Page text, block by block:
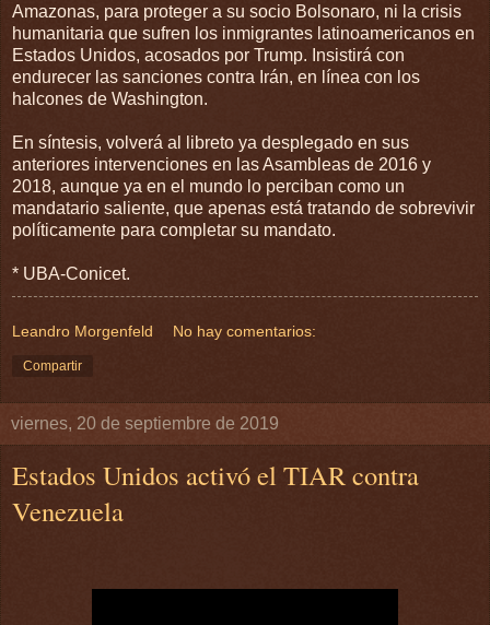
Amazonas, para proteger a su socio Bolsonaro, ni la crisis
humanitaria que sufren los inmigrantes latinoamericanos en
Estados Unidos, acosados por Trump. Insistirá con
endurecer las sanciones contra Irán, en línea con los
halcones de Washington.
En síntesis, volverá al libreto ya desplegado en sus
anteriores intervenciones en las Asambleas de 2016 y
2018, aunque ya en el mundo lo perciban como un
mandatario saliente, que apenas está tratando de sobrevivir
políticamente para completar su mandato.
* UBA-Conicet.
Leandro Morgenfeld No hay comentarios:
Compartir
viernes, 20 de septiembre de 2019
Estados Unidos activó el TIAR contra
Venezuela